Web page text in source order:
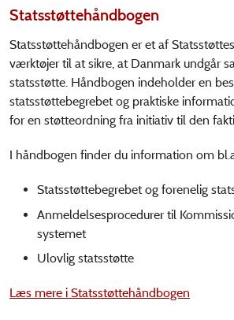
Statsstøttehåndbogen
Statsstøttehåndbogen er et af
værktøjer til at sikre, at Danmark undgår
statsstøtte. Håndbogen indeholder en
statsstøttebegrebet og praktiske
for en støtteordning fra initiativ til den
I håndbogen finder du information om
Statsstøttebegrebet og forenelig
Anmeldelsesprocedurer til
systemet
Ulovlig statsstøtte
Læs mere i Statsstøttehåndbogen